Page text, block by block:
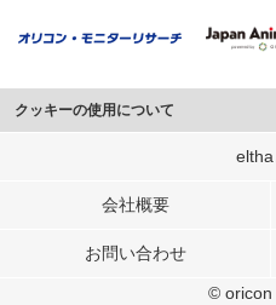
クッキーの使用について
このサイトでは Cookie を使用して、
行っています。
メディアや広告配信、データ解析の各
会社概要
お問い合わせ
© oricon